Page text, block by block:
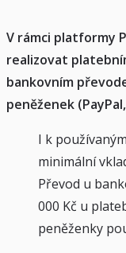
V rámci platformy
realizovat
bankovním
peněženek
I k
minimální
Převod u
000 Kč u
peněženky